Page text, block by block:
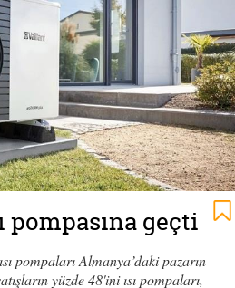
pompasına geçti
pompaları Almanya’daki pazarın
yüzde 48'ini ısı pompaları,